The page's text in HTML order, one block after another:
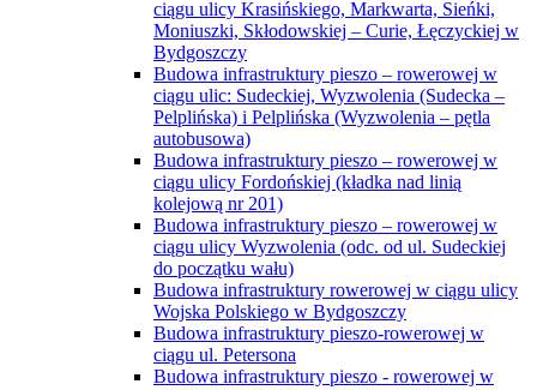
ciągu ulicy Krasińskiego, Markwarta, Sieńki,
Moniuszki, Skłodowskiej – Curie, Łęczyckiej w
Bydgoszczy
Budowa infrastruktury pieszo – rowerowej w
ciągu ulic: Sudeckiej, Wyzwolenia (Sudecka –
Pelplińska) i Pelplińska (Wyzwolenia – pętla
autobusowa)
Budowa infrastruktury pieszo – rowerowej w
ciągu ulicy Fordońskiej (kładka nad linią
kolejową nr 201)
Budowa infrastruktury pieszo – rowerowej w
ciągu ulicy Wyzwolenia (odc. od ul. Sudeckiej
do początku wału)
Budowa infrastruktury rowerowej w ciągu ulicy
Wojska Polskiego w Bydgoszczy
Budowa infrastruktury pieszo-rowerowej w
ciągu ul. Petersona
Budowa infrastruktury pieszo - rowerowej w